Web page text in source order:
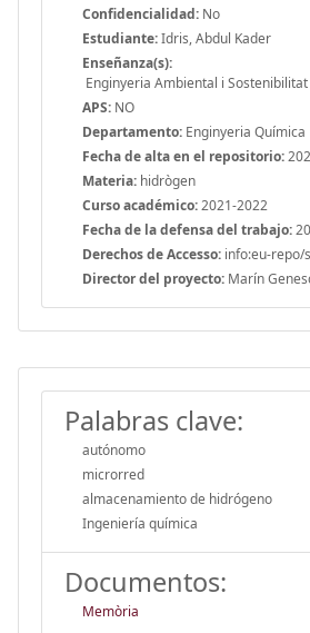
Confidencialidad: No
Estudiante:Idris, Abdul Kader
Enseñanza(s):
Enginyeria Ambiental i
APS: NO
Departamento: Enginyeria Química
Fecha de alta en el repositorio:
Materia: hidrògen
Curso académico:2021-2022
Fecha de la defensa del trabajo:
Derechos de Accesso: info:eu-repo/
Director del proyecto: Marín
Palabras clave:
autónomo
microrred
almacenamiento de hidrógeno
Ingeniería química
Documentos:
Memòria